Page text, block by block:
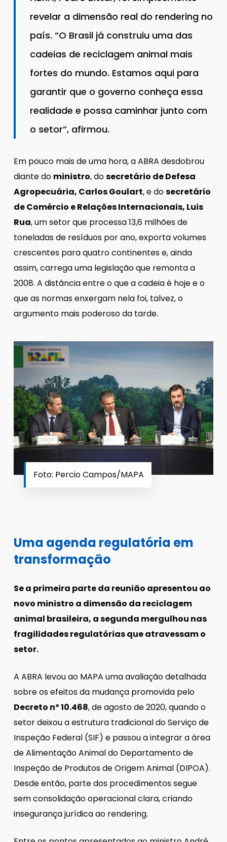
revelar a dimensão real do rendering no
país. “O Brasil já construiu uma das
cadeias de reciclagem animal mais
fortes do mundo. Estamos aqui para
garantir que o governo conheça essa
realidade e possa caminhar junto com
o setor”, afirmou.
Em pouco mais de uma hora, a ABRA desdobrou
diante do ministro, dosecretário de Defesa
Agropecuária, Carlos Goulart, e dosecretário
de Comércio e Relações Internacionais, Luis
Rua, um setor que processa 13,6 milhões de
toneladas de resíduos por ano, exporta volumes
crescentes para quatro continentes e, ainda
assim, carrega uma legislação que remonta a
2008. A distância entre o que a cadeia é hoje e o
que as normas enxergam nela foi, talvez, o
argumento mais poderoso da tarde.
Foto: Percio Campos/MAPA
Uma agenda regulatória em
transformação
Se a primeira parte da reunião apresentou ao
novo ministro a dimensão da reciclagem
animal brasileira, a segunda mergulhou nas
fragilidades regulatórias que atravessam o
setor.
A ABRA levou ao MAPA uma avaliação detalhada
sobre os efeitos da mudança promovida pelo
Decreto nº 10.468, de agosto de 2020, quando o
setor deixou a estrutura tradicional do Serviço de
Inspeção Federal (SIF) e passou a integrar a área
de Alimentação Animal do Departamento de
Inspeção de Produtos de Origem Animal (DIPOA).
Desde então, parte dos procedimentos segue
sem consolidação operacional clara, criando
insegurança jurídica ao rendering.